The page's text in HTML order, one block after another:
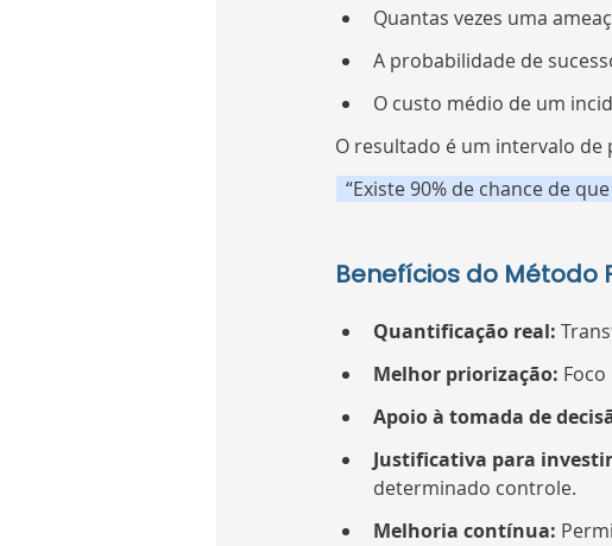
Quantas vezes uma
A probabilidade de
O custo médio de um
O resultado é um intervalo de
“Existe 90% de chance de
Benefícios do Método
Quantificação real:
Melhor priorização:
Apoio à tomada de
Justificativa para
determinado controle.
Melhoria contínua: